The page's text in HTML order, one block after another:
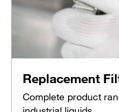
Replacement
Complete product